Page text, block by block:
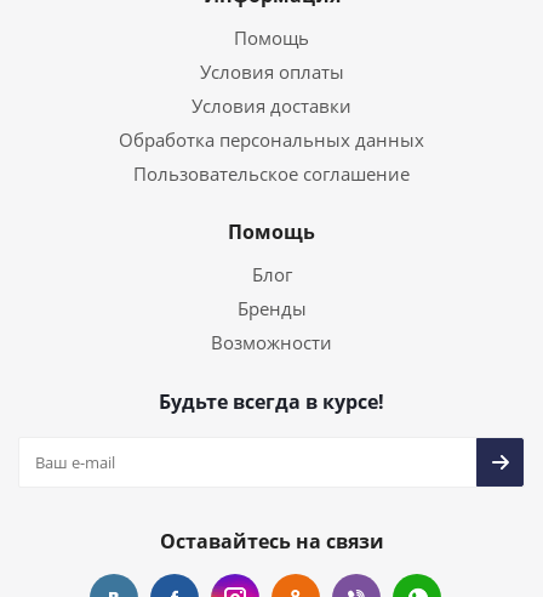
Помощь
Условия оплаты
Условия доставки
Обработка персональных данных
Пользовательское соглашение
Помощь
Блог
Бренды
Возможности
Будьте всегда в курсе!
Оставайтесь на связи